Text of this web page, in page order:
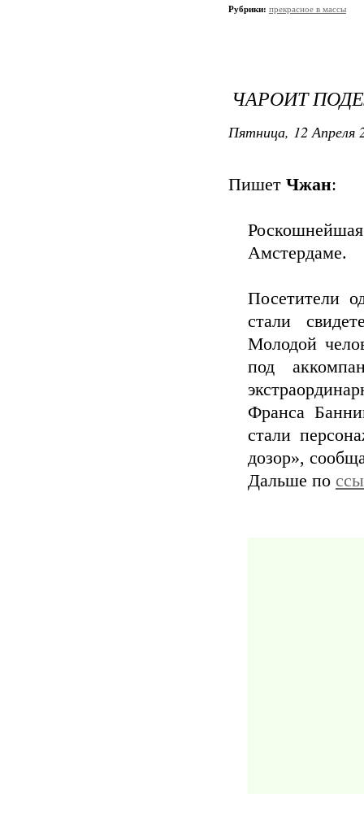
Рубрики: прекрасное в массы
ЧАРОИТ
Пятница, 12 Апреля
Пишет Чжан:
Амстердаме.
Посетители
стали
Молодой
под
Франса
стали
дозор»,
Дальше по